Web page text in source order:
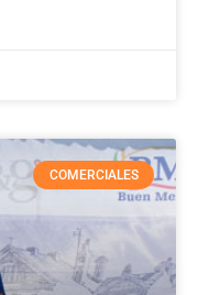
COMERCIALES